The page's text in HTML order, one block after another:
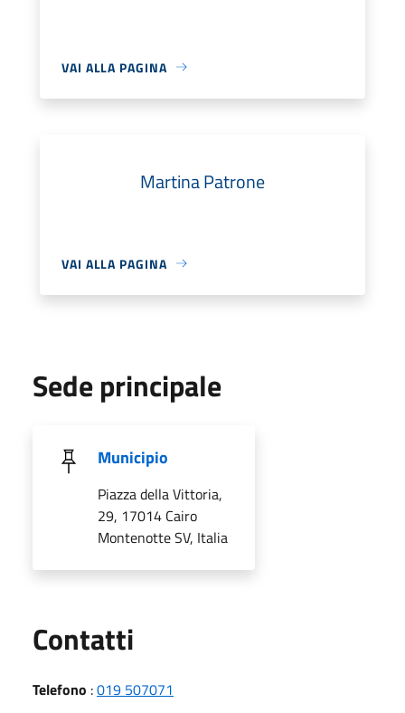
VAI ALLA PAGINA
Martina Patrone
VAI ALLA PAGINA
Sede principale
Municipio
Piazza della Vittoria,
29, 17014 Cairo
Montenotte SV, Italia
Contatti
Telefono :019 507071